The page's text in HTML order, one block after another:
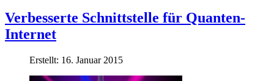
Verbesserte Schnittstelle für Quanten-
Internet
Erstellt: 16. Januar 2015